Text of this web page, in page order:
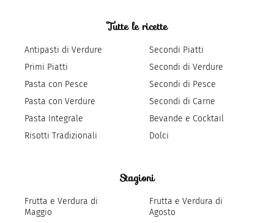
Tutte le ricette
Antipasti di Verdure
Primi Piatti
Pasta con Pesce
Pasta con Verdure
Pasta Integrale
Risotti Tradizionali
Secondi Piatti
Secondi di Verdure
Secondi di Pesce
Secondi di Carne
Bevande e Cocktail
Dolci
Stagioni
Frutta e Verdura di
Maggio
Frutta e Verdura di
Agosto